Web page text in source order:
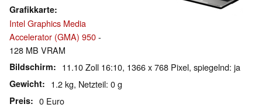
Grafikkarte
Intel Graphics Media
Accelerator (GMA) 950-
128 MB VRAM
Bildschirm 11.10 Zoll 16:10, 1366 x 768 Pixel, spiegelnd: ja
Gewicht 1.2 kg, Netzteil: 0 g
Preis 0 Euro